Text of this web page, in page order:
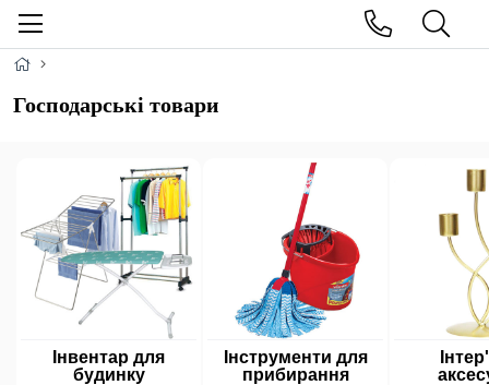
Господарські товари
Інвентар для
будинку
Інструменти для
прибирання